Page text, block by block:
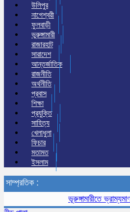
উলিপুর
নাগেশ্বরী
ফুলবাড়ী
ভুরুঙ্গামারী
রাজারহাট
সারাদেশ
আন্তর্জাতিক
রাজনীতি
অর্থনীতি
প্রবাস
শিক্ষা
প্রযুক্তি
সাহিত্য
খেলাধুলা
ফিচার
মতামত
ইসলাম
সাম্প্রতিক :
ভূরুঙ্গামারীতে ভ্রাম্যমাণ